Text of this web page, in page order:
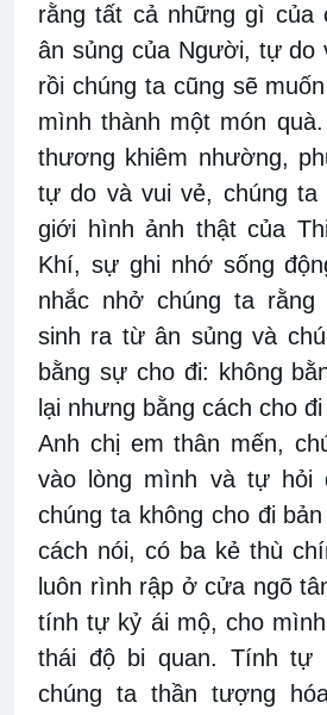
rằng tất cả những gì của
ân sủng của Người, tự do
rồi chúng ta cũng sẽ
mình thành một món
thương khiêm nhường,
tự do và vui vẻ, chúng ta
giới hình ảnh thật của
Khí, sự ghi nhớ sống
nhắc nhở chúng ta
sinh ra từ ân sủng và
bằng sự cho đi: không
lại nhưng bằng cách cho
Anh chị em thân mến,
vào lòng mình và tự hỏi
chúng ta không cho đi
cách nói, có ba kẻ thù
luôn rình rập ở cửa ngõ
tính tự kỷ ái mộ, cho
thái độ bi quan. Tính tự
chúng ta thần tượng